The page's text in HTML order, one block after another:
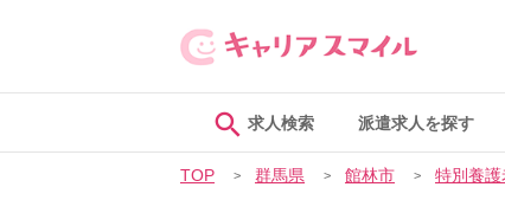
求人検索 派遣求人を探す
TOP 群馬県 館林市 特別養護